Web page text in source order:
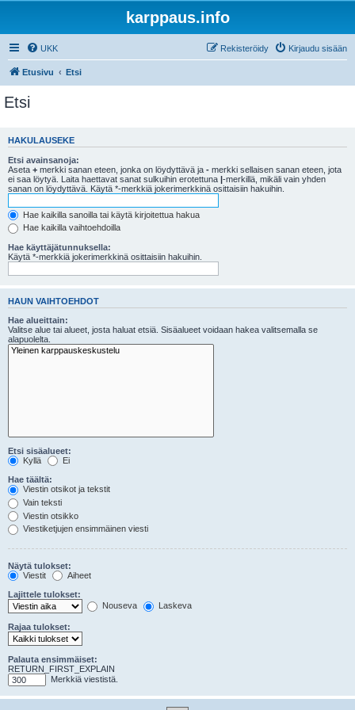
karppaus.info
UKK Kirjaudu sisään
Rekisteröidy
Etusivu Etsi
Etsi
HAKULAUSEKE
Etsi avainsanoja:
Aseta + merkki sanan eteen, jonka on löydyttävä ja - merkki sellaisen sanan eteen, jota
ei saa löytyä. Laita haettavat sanat sulkuihin erotettuna |-merkillä, mikäli vain yhden
sanan on löydyttävä. Käytä *-merkkiä jokerimerkkinä osittaisiin hakuihin.
Hae kaikilla sanoilla tai käytä kirjoitettua hakua
Hae kaikilla vaihtoehdoilla
Hae käyttäjätunnuksella:
Käytä *-merkkiä jokerimerkkinä osittaisiin hakuihin.
HAUN VAIHTOEHDOT
Hae alueittain:
Valitse alue tai alueet, josta haluat etsiä. Sisäalueet voidaan hakea valitsemalla se
alapuolelta.
Etsi sisäalueet:
Kyllä
Ei
Hae täältä:
Viestin otsikot ja tekstit
Vain teksti
Viestin otsikko
Viestiketjujen ensimmäinen viesti
Näytä tulokset:
Viestit
Aiheet
Lajittele tulokset:
Nouseva
Laskeva
Rajaa tulokset:
Palauta ensimmäiset:
RETURN_FIRST_EXPLAIN
Merkkiä viestistä.